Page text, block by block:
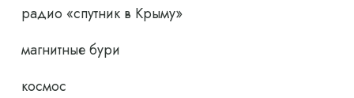
радио «спутник в Крыму»
магнитные бури
космос